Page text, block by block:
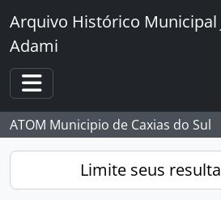
Skip to main content
Arquivo Histórico Municipal
Adami
Toggle navigation
ATOM Municipio de Caxias do Sul
Limite seus